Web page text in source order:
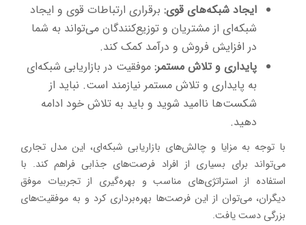
ایجاد شبکه‌های قوی: برقراری ارتباطات قوی و ایجاد
شبکه‌ای از مشتریان و توزیع‌کنندگان می‌تواند به شما
در افزایش فروش و درآمد کمک کند.
پایداری و تلاش مستمر: موفقیت در بازاریابی شبکه‌ای
به پایداری و تلاش مستمر نیازمند است. نباید از
شکست‌ها ناامید شوید و باید به تلاش خود ادامه
دهید.
با توجه به مزایا و چالش‌های بازاریابی شبکه‌ای، این مدل تجاری
می‌تواند برای بسیاری از افراد فرصت‌های جذابی فراهم کند. با
استفاده از استراتژی‌های مناسب و بهره‌گیری از تجربیات موفق
دیگران، می‌توان از این فرصت‌ها بهره‌برداری کرد و به موفقیت‌های
بزرگی دست یافت.